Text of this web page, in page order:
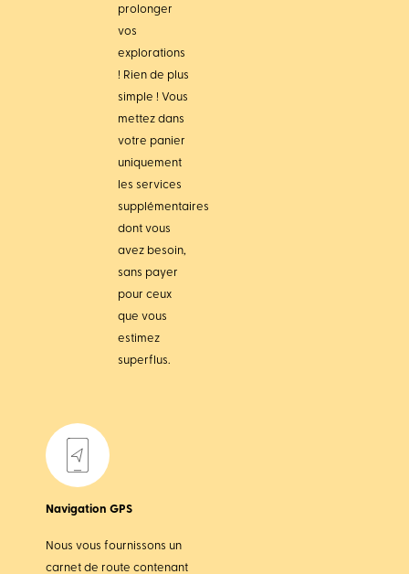
prolonger
vos
explorations
! Rien de plus
simple ! Vous
mettez dans
votre panier
uniquement
les services
supplémentaires
dont vous
avez besoin,
sans payer
pour ceux
que vous
estimez
superflus.
Navigation GPS
Nous vous fournissons un
carnet de route contenant